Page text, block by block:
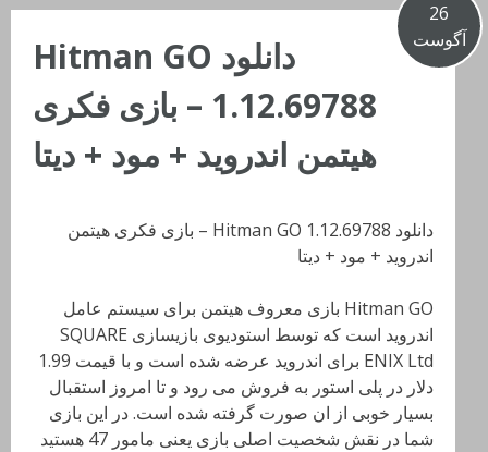
26
آگوست
دانلود Hitman GO
1.12.69788 – بازی فکری
هیتمن اندروید + مود + دیتا
دانلود Hitman GO 1.12.69788 – بازی فکری هیتمن
اندروید + مود + دیتا
Hitman GO بازی معروف هیتمن برای سیستم عامل
اندروید است که توسط استودیوی بازیسازی SQUARE
ENIX Ltd برای اندروید عرضه شده است و با قیمت 1.99
دلار در پلی استور به فروش می رود و تا امروز استقبال
بسیار خوبی از ان صورت گرفته شده است. در این بازی
شما در نقش شخصیت اصلی بازی یعنی مامور 47 هستید